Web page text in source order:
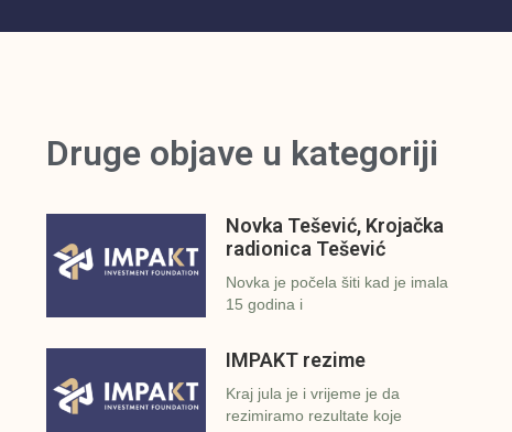
Druge objave u kategoriji
Novka Tešević, Krojačka
radionica Tešević
Novka je počela šiti kad je imala
15 godina i
IMPAKT rezime
Kraj jula je i vrijeme je da
rezimiramo rezultate koje